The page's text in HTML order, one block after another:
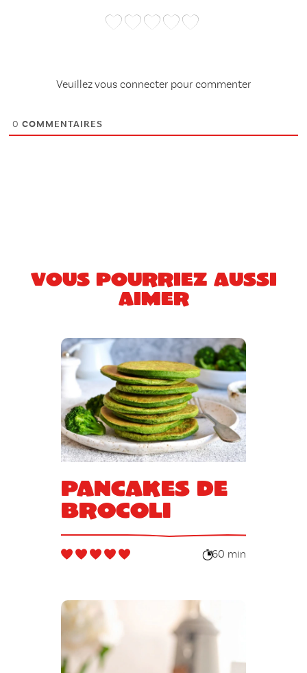
Veuillez vous connecter pour commenter
0 COMMENTAIRES
Vous pourriez aussi
aimer
Pancakes de
brocoli
60 min